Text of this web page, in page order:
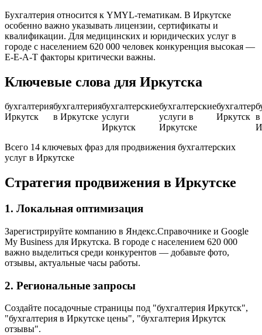
Бухгалтерия относится к YMYL-тематикам. В Иркутске
особенно важно указывать лицензии, сертификаты и
квалификации. Для медицинских и юридических услуг в
городе с населением 620 000 человек конкуренция высокая —
E-E-A-T факторы критически важны.
Ключевые слова для Иркутска
бухгалтерия
Иркутск
бухгалтерия
в Иркутске
бухгалтерские
услуги
Иркутск
бухгалтерские
услуги в
Иркутске
бухгалтер
Иркутск в
Всего 14 ключевых фраз для продвижения бухгалтерских
услуг в Иркутске
Стратегия продвижения в Иркутске
1. Локальная оптимизация
Зарегистрируйте компанию в Яндекс.Справочнике и Google
My Business для Иркутска. В городе с населением 620 000
важно выделиться среди конкурентов — добавьте фото,
отзывы, актуальные часы работы.
2. Региональные запросы
Создайте посадочные страницы под "бухгалтерия Иркутск",
"бухгалтерия в Иркутске цены", "бухгалтерия Иркутск
отзывы".